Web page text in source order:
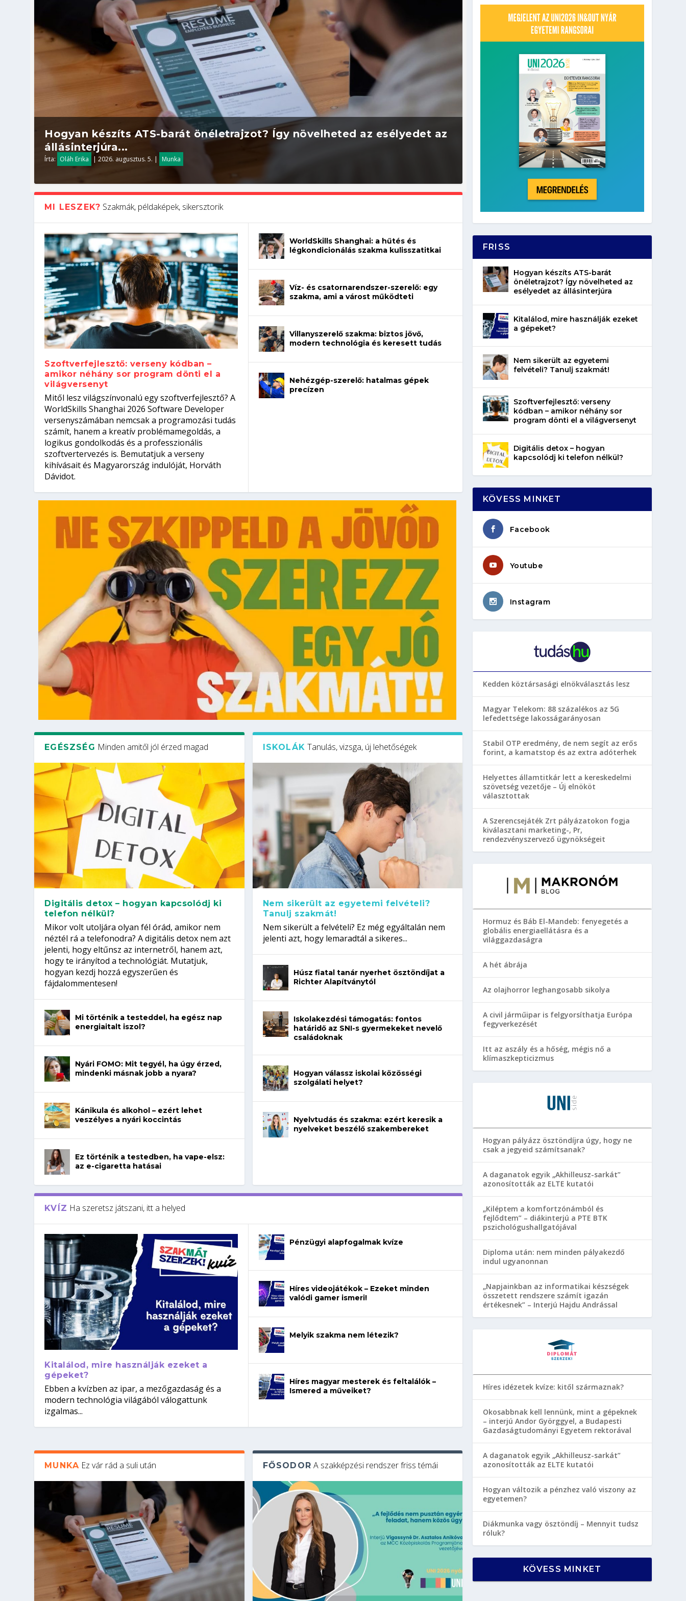
Hogyan készíts ATS-barát önéletrajzot? Így növelheted az esélyedet az
állásinterjúra...
Írta: Oláh Erika |2026. augusztus. 5. | Munka
Kitalálod, mire használják ezeket a gépeket?
Írta: Tóth Mónika |2026. augusztus. 4.| Kvíz
Nem sikerült az egyetemi felvételi? Tanulj szakmát!
Írta: Oláh Erika |2026. augusztus. 4.| Iskolák
Szoftverfejlesztő: verseny kódban – amikor néhány sor program dönti
el a világversenyt...
Írta: Szakmát Szerzek |2026. augusztus. 3.| Mi leszek?
Digitális detox – hogyan kapcsolódj ki telefon nélkül?
Írta: Oláh Erika |2026. augusztus. 3.| Egészség
MI LESZEK? Szakmák, példaképek, sikersztorik
Szoftverfejlesztő: verseny kódban –
amikor néhány sor program dönti el a
világversenyt
Mitől lesz világszínvonalú egy szoftverfejlesztő? A
WorldSkills Shanghai 2026 Software Developer
versenyszámában nemcsak a programozási tudás
számít, hanem a kreatív problémamegoldás, a
logikus gondolkodás és a professzionális
szoftvertervezés is. Bemutatjuk a verseny
kihívásait és Magyarország indulóját, Horváth
Dávidot.
WorldSkills Shanghai: a hűtés és
légkondicionálás szakma kulisszatitkai
Víz- és csatornarendszer-szerelő: egy
szakma, ami a várost működteti
Villanyszerelő szakma: biztos jövő,
modern technológia és keresett tudás
Nehézgép-szerelő: hatalmas gépek
precízen
EGÉSZSÉG Minden amitől jól érzed magad
Digitális detox – hogyan kapcsolódj ki
telefon nélkül?
Mikor volt utoljára olyan fél órád, amikor nem
néztél rá a telefonodra? A digitális detox nem azt
jelenti, hogy eltűnsz az internetről, hanem azt,
hogy te irányítod a technológiát. Mutatjuk,
hogyan kezdj hozzá egyszerűen és
fájdalommentesen!
Mi történik a testeddel, ha egész nap
energiaitalt iszol?
Nyári FOMO: Mit tegyél, ha úgy érzed,
mindenki másnak jobb a nyara?
Kánikula és alkohol – ezért lehet
veszélyes a nyári koccintás
Ez történik a testedben, ha vape-elsz:
az e-cigaretta hatásai
ISKOLÁK Tanulás, vizsga, új lehetőségek
Nem sikerült az egyetemi felvételi?
Tanulj szakmát!
Nem sikerült a felvételi? Ez még egyáltalán nem
jelenti azt, hogy lemaradtál a sikeres...
Húsz fiatal tanár nyerhet ösztöndíjat a
Richter Alapítványtól
Iskolakezdési támogatás: fontos
határidő az SNI-s gyermekeket nevelő
családoknak
Hogyan válassz iskolai közösségi
szolgálati helyet?
Nyelvtudás és szakma: ezért keresik a
nyelveket beszélő szakembereket
KVÍZ Ha szeretsz játszani, itt a helyed
Kitalálod, mire használják ezeket a
gépeket?
Ebben a kvízben az ipar, a mezőgazdaság és a
modern technológia világából válogattunk
izgalmas...
Pénzügyi alapfogalmak kvíze
Híres videojátékok – Ezeket minden
valódi gamer ismeri!
Melyik szakma nem létezik?
Híres magyar mesterek és feltalálók –
Ismered a műveiket?
MUNKA Ez vár rád a suli után FŐSODOR A szakképzési rendszer friss témái
FRISS
Hogyan készíts ATS-barát
önéletrajzot? Így növelheted az
esélyedet az állásinterjúra
Kitalálod, mire használják ezeket
a gépeket?
Nem sikerült az egyetemi
felvételi? Tanulj szakmát!
Szoftverfejlesztő: verseny
kódban – amikor néhány sor
program dönti el a világversenyt
Digitális detox – hogyan
kapcsolódj ki telefon nélkül?
KÖVESS MINKET
Facebook
Youtube
Instagram
Kedden köztársasági elnökválasztás lesz
Magyar Telekom: 88 százalékos az 5G
lefedettsége lakosságarányosan
Stabil OTP eredmény, de nem segít az erős
forint, a kamatstop és az extra adóterhek
Helyettes államtitkár lett a kereskedelmi
szövetség vezetője – Új elnököt
választottak
A Szerencsejáték Zrt pályázatokon fogja
kiválasztani marketing-, Pr,
rendezvényszervező ügynökségeit
Hormuz és Báb El-Mandeb: fenyegetés a
globális energiaellátásra és a
világgazdaságra
A hét ábrája
Az olajhorror leghangosabb sikolya
A civil járműipar is felgyorsíthatja Európa
fegyverkezését
Itt az aszály és a hőség, mégis nő a
klímaszkepticizmus
Hogyan pályázz ösztöndíjra úgy, hogy ne
csak a jegyeid számítsanak?
A daganatok egyik „Akhilleusz-sarkát”
azonosították az ELTE kutatói
„Kiléptem a komfortzónámból és
fejlődtem” – diákinterjú a PTE BTK
pszichológushallgatójával
Diploma után: nem minden pályakezdő
indul ugyanonnan
„Napjainkban az informatikai készségek
összetett rendszere számít igazán
értékesnek” – Interjú Hajdu Andrással
Híres idézetek kvíze: kitől származnak?
Okosabbnak kell lennünk, mint a gépeknek
– interjú Andor Györggyel, a Budapesti
Gazdaságtudományi Egyetem rektorával
A daganatok egyik „Akhilleusz-sarkát”
azonosították az ELTE kutatói
Hogyan változik a pénzhez való viszony az
egyetemen?
Diákmunka vagy ösztöndíj – Mennyit tudsz
róluk?
KÖVESS MINKET